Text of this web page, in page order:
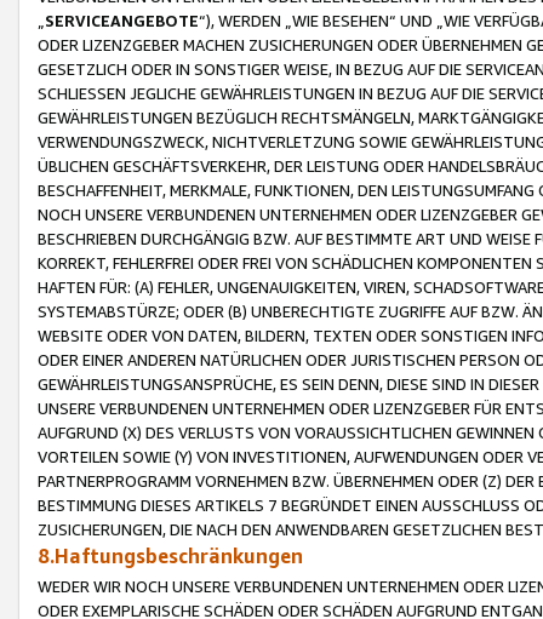
SERVICEANGEBOTE“), WERDEN „WIE BESEHEN“ UND „WIE
ODER LIZENZGEBER MACHEN ZUSICHERUNGEN ODER ÜBERNEHMEN
GESETZLICH ODER IN SONSTIGER WEISE, IN BEZUG AUF DIE
SCHLIESSEN JEGLICHE GEWÄHRLEISTUNGEN IN BEZUG AUF DIE
GEWÄHRLEISTUNGEN BEZÜGLICH RECHTSMÄNGELN,
VERWENDUNGSZWECK, NICHTVERLETZUNG SOWIE
ÜBLICHEN GESCHÄFTSVERKEHR, DER LEISTUNG ODER
BESCHAFFENHEIT, MERKMALE, FUNKTIONEN, DEN
NOCH UNSERE VERBUNDENEN UNTERNEHMEN ODER LIZENZGEBER
BESCHRIEBEN DURCHGÄNGIG BZW. AUF BESTIMMTE ART UND
KORREKT, FEHLERFREI ODER FREI VON SCHÄDLICHEN
HAFTEN FÜR: (A) FEHLER, UNGENAUIGKEITEN, VIREN,
SYSTEMABSTÜRZE; ODER (B) UNBERECHTIGTE ZUGRIFFE AUF BZW.
WEBSITE ODER VON DATEN, BILDERN, TEXTEN ODER SONSTIGEN
ODER EINER ANDEREN NATÜRLICHEN ODER JURISTISCHEN PERSON
GEWÄHRLEISTUNGSANSPRÜCHE, ES SEIN DENN, DIESE SIND IN
UNSERE VERBUNDENEN UNTERNEHMEN ODER LIZENZGEBER FÜR
AUFGRUND (X) DES VERLUSTS VON VORAUSSICHTLICHEN
VORTEILEN SOWIE (Y) VON INVESTITIONEN, AUFWENDUNGEN ODER
PARTNERPROGRAMM VORNEHMEN BZW. ÜBERNEHMEN ODER (Z)
BESTIMMUNG DIESES ARTIKELS 7 BEGRÜNDET EINEN AUSSCHLUSS
ZUSICHERUNGEN, DIE NACH DEN ANWENDBAREN GESETZLICHEN
8.Haftungsbeschränkungen
WEDER WIR NOCH UNSERE VERBUNDENEN UNTERNEHMEN ODER
ODER EXEMPLARISCHE SCHÄDEN ODER SCHÄDEN AUFGRUND